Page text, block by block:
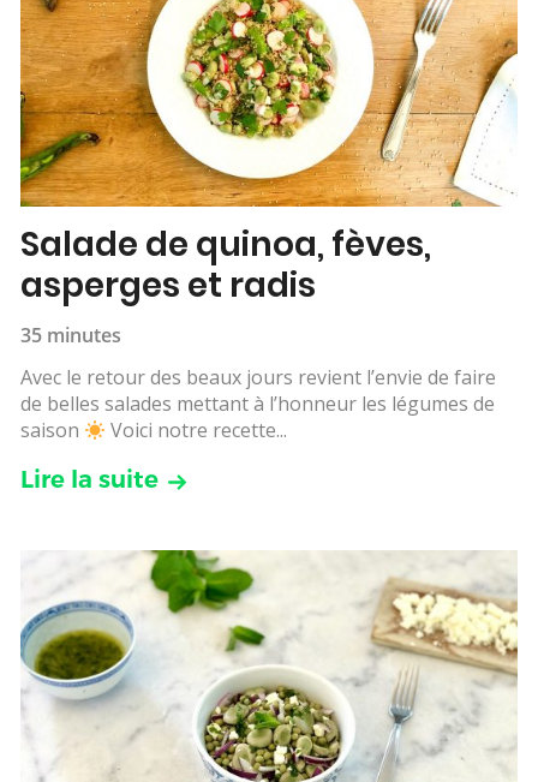
Salade de quinoa, fèves,
asperges et radis
35 minutes
Avec le retour des beaux jours revient l’envie de faire
de belles salades mettant à l’honneur les légumes de
saison
Voici notre recette...
Lire la suite